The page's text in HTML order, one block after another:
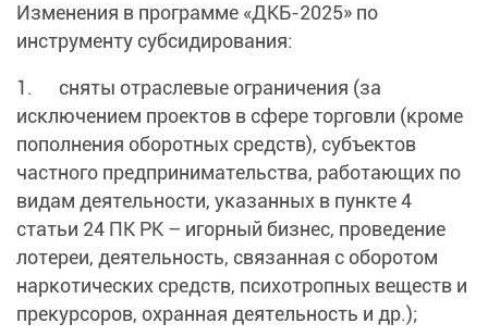
Изменения в программе «ДКБ-2025» по
инструменту субсидирования:
1. сняты отраслевые ограничения (за
исключением проектов в сфере торговли (кроме
пополнения оборотных средств), субъектов
частного предпринимательства, работающих по
видам деятельности, указанных в пункте 4
статьи 24 ПК РК – игорный бизнес, проведение
лотереи, деятельность, связанная с оборотом
наркотических средств, психотропных веществ и
прекурсоров, охранная деятельность и др.);